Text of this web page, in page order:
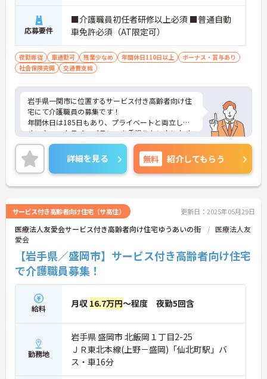
応募要件
■介護職員初任者研修以上必須 ■普通自動
車免許必須（AT限定可）
夜勤専従 車通勤可 残業少なめ 年間休日110日以上
ボーナス・賞与あり
社会保険完備
交通費支給
岩手県一関市に位置するサービス付き高齢者向け住
宅にて介護職員の募集です！
年間休日は185日もあり、プライベートと両立しや
すい♪ワークライフバランスを重視したい方におす
すめです！
ご興味のある方には、面接対策ポイントなど、さら
に詳細をご案内しますのでお気軽にご相談くださ
い！
詳細を見る 無料 紹介してもらう
サービス付き高齢者向け住宅（サ高住） 更新日：2025年05月29日
医療法人友愛会サービス付き高齢者向け住宅ゆうあいの街
医療法人友
愛会
【岩手県／盛岡市】サービス付き高齢者向け住宅
で介護職員募集！
給料 月収 16.7万円～程度 夜勤5回含
勤務地
岩手県 盛岡市 北飯岡１丁目2-25
ＪＲ東北本線(上野－盛岡)「仙北町駅」バ
ス・車16分